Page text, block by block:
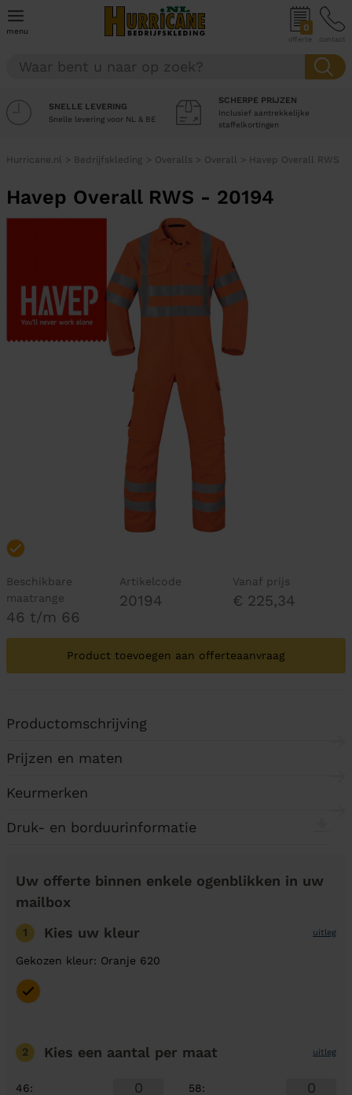
menu 0
offerte contact
SNELLE LEVERING
Snelle levering voor NL & BE
SCHERPE PRIJZEN
Inclusief aantrekkelijke
staffelkortingen
Hurricane.nl > Bedrijfskleding > Overalls > Overall > Havep Overall RWS
Havep Overall RWS - 20194
Beschikbare
maatrange
46 t/m 66
Artikelcode
20194
Vanaf prijs
€ 225,34
Product toevoegen aan offerteaanvraag
Productomschrijving
Prijzen en maten
Keurmerken
Druk- en borduurinformatie
Uw offerte binnen enkele ogenblikken in uw
mailbox
1 Kies uw kleur uitleg
Gekozen kleur: Oranje 620
2 Kies een aantal per maat uitleg
46: 58: